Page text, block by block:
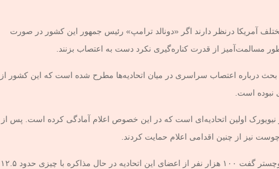
آمریکا درنظر دارند اگر «دونالد ترامپ» رئیس جمهور این کشور در صورت
مسالمت‌آمیز از قدرت کناره‌گیری نکرد دست به اعتصاب بزنند.
بحث درباره اعتصاب سراسری در میان اتحادیه‌ها مطرح شده است که این کشور از
اولین اتحادیه‌ای است که در این خصوص اعلام آمادگی کرده است. پس از
نیز از چنین اقدامی اعلام حمایت کردند.
«دن ملونی» رئیس اتحادیه کارگری روچستر گفت ۱۰۰ هزار نفر از اعضای این اتحادیه در حال مذاکره با چیزی حدود ۱۲.۵